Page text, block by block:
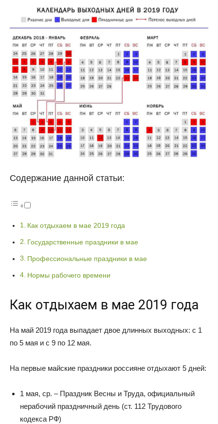
Содержание данной статьи:
Как отдыхаем в мае 2019 года
Государственные праздники в мае
Профессиональные праздники в мае
Нормы рабочего времени
Как отдыхаем в мае 2019 года
На май 2019 года выпадает двое длинных выходных: с 1
по 5 мая и с 9 по 12 мая.
На первые майские праздники россияне отдыхают 5 дней:
1 мая, ср. – Праздник Весны и Труда, официальный
нерабочий праздничный день (ст. 112 Трудового
кодекса РФ)